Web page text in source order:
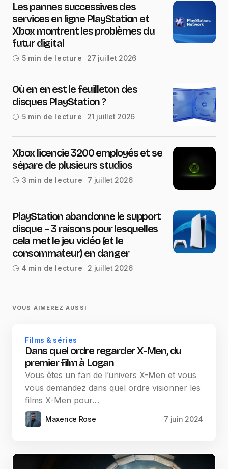
Les pannes successives des
services en ligne PlayStation et
Xbox montrent les problèmes du
futur digital
5 min de lecture 27 juillet 2026
Où en en est le feuilleton des
disques PlayStation ?
5 min de lecture 21 juillet 2026
Xbox licencie 3200 employés et se
sépare de plusieurs studios
3 min de lecture 7 juillet 2026
PlayStation abandonne le support
disque – 3 raisons pour lesquelles
cela met le jeu vidéo (et le
consommateur) en danger
4 min de lecture 2 juillet 2026
VOUS AIMEREZ AUSSI
Films & séries
Dans quel ordre regarder X-Men, du
premier film à Logan
Vous êtes un fan de l’univers X-Men et vous
vous demandez dans quel ordre visionner les
films X-Men pour…
Maxence Rose 7 juin 2024